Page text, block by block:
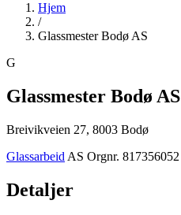
Hjem
/
Glassmester Bodø AS
G
Glassmester Bodø AS
Breivikveien 27, 8003 Bodø
Glassarbeid AS Orgnr. 817356052
Detaljer